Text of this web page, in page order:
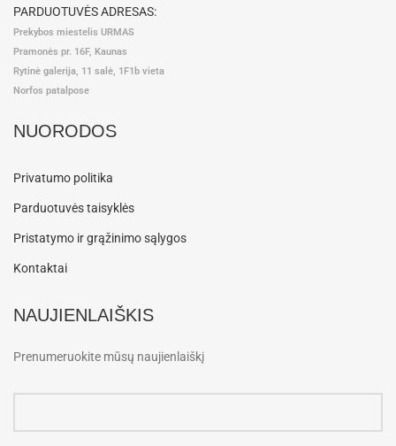
PARDUOTUVĖS ADRESAS:
Prekybos miestelis URMAS
Pramonės pr. 16F, Kaunas
Rytinė galerija, 11 salė, 1F1b vieta
Norfos patalpose
NUORODOS
Privatumo politika
Parduotuvės taisyklės
Pristatymo ir grąžinimo sąlygos
Kontaktai
NAUJIENLAIŠKIS
Prenumeruokite mūsų naujienlaiškį